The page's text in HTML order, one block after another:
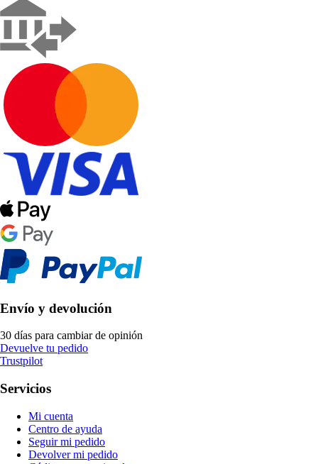
Envío y devolución
30 días para cambiar de opinión
Devuelve tu pedido
Trustpilot
Servicios
Mi cuenta
Centro de ayuda
Seguir mi pedido
Devolver mi pedido